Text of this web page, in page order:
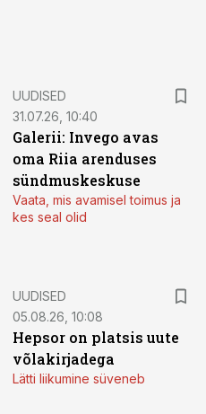
UUDISED
31.07.26, 10:40
Galerii: Invego avas
oma Riia arenduses
sündmuskeskuse
Vaata, mis avamisel toimus ja
kes seal olid
UUDISED
05.08.26, 10:08
Hepsor on platsis uute
võlakirjadega
Lätti liikumine süveneb